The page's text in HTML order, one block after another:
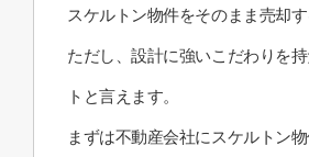
スケルトン物件をそのまま売却
ただし、設計に強いこだわりを
トと言えます。
まずは不動産会社にスケルトン